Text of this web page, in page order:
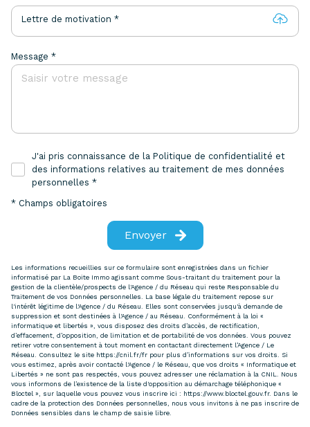
Lettre de motivation *
Message *
J'ai pris connaissance de la Politique de confidentialité et
des informations relatives au traitement de mes données
personnelles *
* Champs obligatoires
Envoyer
Les informations recueillies sur ce formulaire sont enregistrées dans un fichier
informatisé par La Boite Immo agissant comme Sous-traitant du traitement pour la
gestion de la clientèle/prospects de l'Agence / du Réseau qui reste Responsable du
Traitement de vos Données personnelles. La base légale du traitement repose sur
l'intérêt légitime de l'Agence / du Réseau. Elles sont conservées jusqu'à demande de
suppression et sont destinées à l'Agence / au Réseau. Conformément à la loi «
informatique et libertés », vous disposez des droits d’accès, de rectification,
d’effacement, d’opposition, de limitation et de portabilité de vos données. Vous pouvez
retirer votre consentement à tout moment en contactant directement l’Agence / Le
Réseau. Consultez le site https://cnil.fr/fr pour plus d’informations sur vos droits. Si
vous estimez, après avoir contacté l'Agence / le Réseau, que vos droits « Informatique et
Libertés » ne sont pas respectés, vous pouvez adresser une réclamation à la CNIL. Nous
vous informons de l’existence de la liste d'opposition au démarchage téléphonique «
Bloctel », sur laquelle vous pouvez vous inscrire ici : https://www.bloctel.gouv.fr. Dans le
cadre de la protection des Données personnelles, nous vous invitons à ne pas inscrire de
Données sensibles dans le champ de saisie libre.